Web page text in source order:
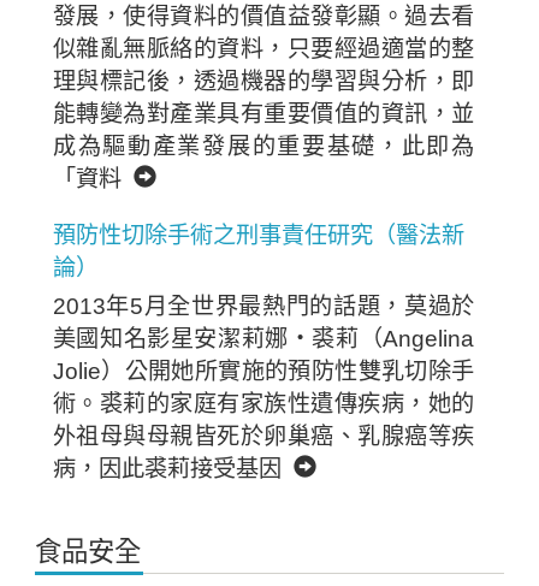
發展，使得資料的價值益發彰顯。過去看
似雜亂無脈絡的資料，只要經過適當的整
理與標記後，透過機器的學習與分析，即
能轉變為對產業具有重要價值的資訊，並
成為驅動產業發展的重要基礎，此即為
「資料
預防性切除手術之刑事責任研究（醫法新
論）
2013年5月全世界最熱門的話題，莫過於
美國知名影星安潔莉娜‧裘莉（Angelina
Jolie）公開她所實施的預防性雙乳切除手
術。裘莉的家庭有家族性遺傳疾病，她的
外祖母與母親皆死於卵巢癌、乳腺癌等疾
病，因此裘莉接受基因
食品安全